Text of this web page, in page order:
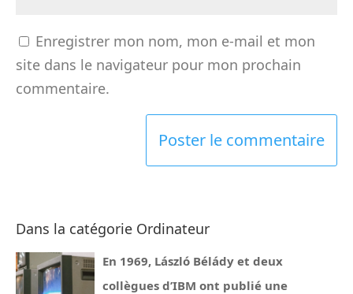
Enregistrer mon nom, mon e-mail et mon
site dans le navigateur pour mon prochain
commentaire.
Dans la catégorie Ordinateur
En 1969, László Bélády et deux
collègues d’IBM ont publié une